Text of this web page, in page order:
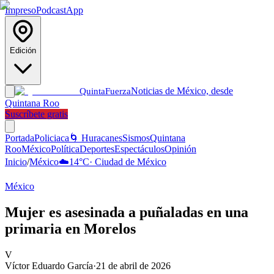
ImpresoPodcastApp
Edición
QuintaFuerzaNoticias de México, desde
Quintana Roo
Suscríbete gratis
PortadaPoliciaca 🌀 HuracanesSismosQuintana
RooMéxicoPolíticaDeportesEspectáculosOpinión
Inicio/México☁️14°C· Ciudad de México
México
Mujer es asesinada a puñaladas en una
primaria en Morelos
V
Víctor Eduardo García·21 de abril de 2026